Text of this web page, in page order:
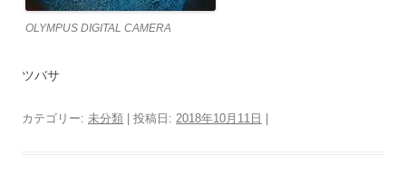
OLYMPUS DIGITAL CAMERA
ツバサ
カテゴリー: 未分類 | 投稿日: 2018年10月11日